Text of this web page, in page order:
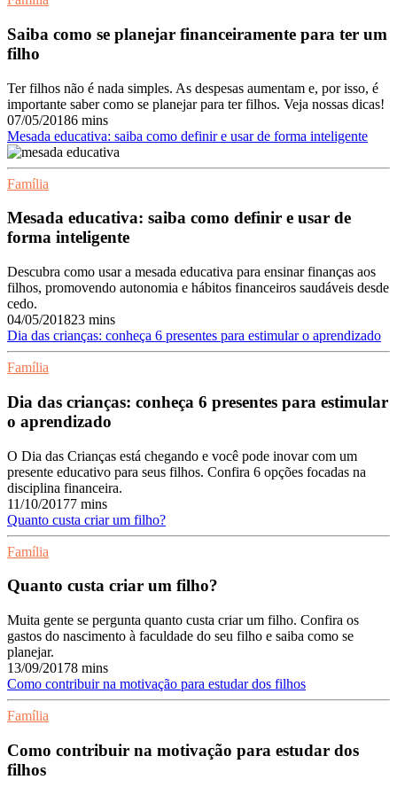
Saiba como se planejar financeiramente para ter um
filho
Ter filhos não é nada simples. As despesas aumentam e, por isso, é
importante saber como se planejar para ter filhos. Veja nossas dicas!
07/05/20186 mins
Mesada educativa: saiba como definir e usar de forma inteligente
Família
Mesada educativa: saiba como definir e usar de
forma inteligente
Descubra como usar a mesada educativa para ensinar finanças aos
filhos, promovendo autonomia e hábitos financeiros saudáveis desde
cedo.
04/05/201823 mins
Dia das crianças: conheça 6 presentes para estimular o aprendizado
Família
Dia das crianças: conheça 6 presentes para estimular
o aprendizado
O Dia das Crianças está chegando e você pode inovar com um
presente educativo para seus filhos. Confira 6 opções focadas na
disciplina financeira.
11/10/20177 mins
Quanto custa criar um filho?
Família
Quanto custa criar um filho?
Muita gente se pergunta quanto custa criar um filho. Confira os
gastos do nascimento à faculdade do seu filho e saiba como se
planejar.
13/09/20178 mins
Como contribuir na motivação para estudar dos filhos
Família
Como contribuir na motivação para estudar dos
filhos